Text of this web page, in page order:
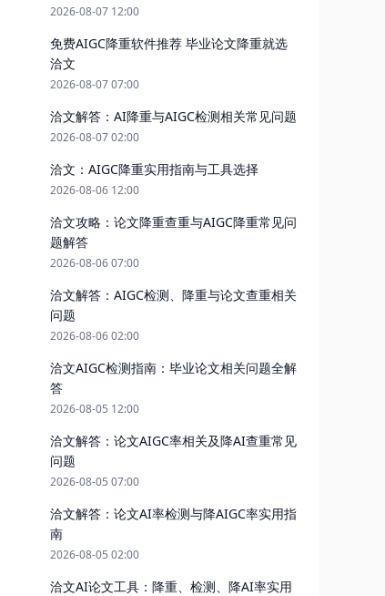
2026-08-07 12:00
免费AIGC降重软件推荐 毕业论文降重就选
洽文
2026-08-07 07:00
洽文解答：AI降重与AIGC检测相关常见问题
2026-08-07 02:00
洽文：AIGC降重实用指南与工具选择
2026-08-06 12:00
洽文攻略：论文降重查重与AIGC降重常见问
题解答
2026-08-06 07:00
洽文解答：AIGC检测、降重与论文查重相关
问题
2026-08-06 02:00
洽文AIGC检测指南：毕业论文相关问题全解
答
2026-08-05 12:00
洽文解答：论文AIGC率相关及降AI查重常见
问题
2026-08-05 07:00
洽文解答：论文AI率检测与降AIGC率实用指
南
2026-08-05 02:00
洽文AI论文工具：降重、检测、降AI率实用